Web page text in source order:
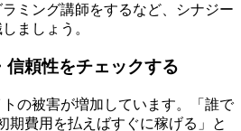
ミング講師をするなど、シナジー
ましょう。
信頼性をチェックする
の被害が増加しています。「誰で
期費用を払えばすぐに稼げる」と